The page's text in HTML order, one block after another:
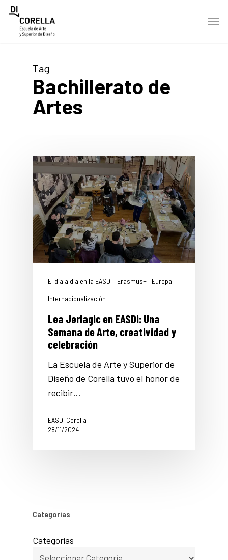
Skip
Menu
Tag
Bachillerato de
Artes
El día a día en la EASDi Erasmus+
Europa
Internacionalización
Lea Jerlagic en EASDi: Una
Semana de Arte, creatividad y
celebración
La Escuela de Arte y Superior de
Diseño de Corella tuvo el honor de
recibir…
EASDi Corella
28/11/2024
Categorías
Categorías